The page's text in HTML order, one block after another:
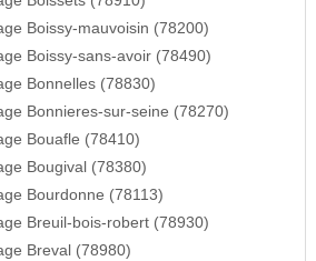
Boissy-mauvoisin (78200)
Boissy-sans-avoir (78490)
Bonnelles (78830)
Bonnieres-sur-seine (78270)
Bouafle (78410)
Bougival (78380)
Bourdonne (78113)
Breuil-bois-robert (78930)
Breval (78980)